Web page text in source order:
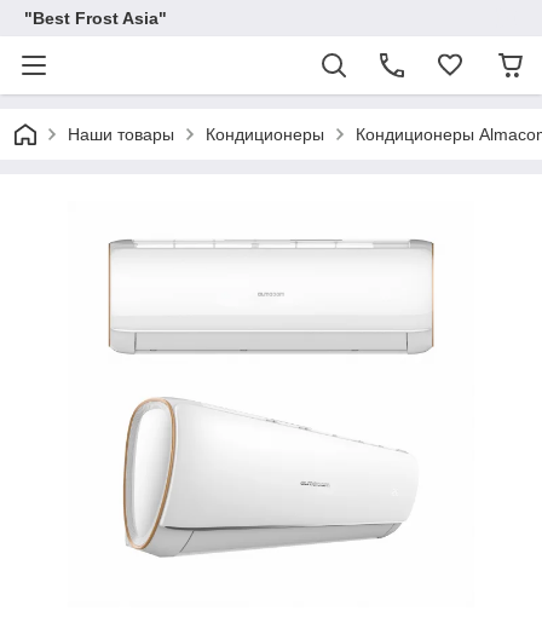
"Best Frost Asia"
Наши товары Кондиционеры Кондиционеры